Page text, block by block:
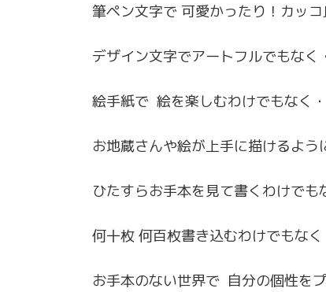
筆ペン文字で 可愛かったり！カッ
デザイン文字でアートフルでもなく
絵手紙で 絵を楽しむわけでもなく・
お地蔵さんや絵が上手に描けるよう
ひたすらお手本を見て書くわけでも
何十枚 何百枚書き込むわけでもなく
お手本のない世界で 自分の個性を